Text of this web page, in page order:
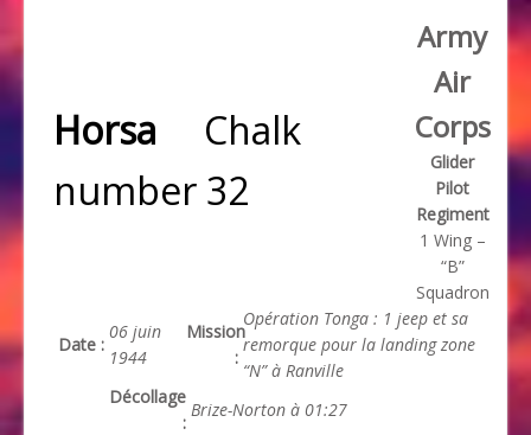
Horsa Chalk
number 32
Army
Air
Corps
Glider
Pilot
Regiment
1 Wing –
“B”
Squadron
Date :
06 juin
1944
Mission
:
Opération Tonga : 1 jeep et sa
remorque pour la landing zone
“N” à Ranville
Décollage
:
Brize-Norton à 01:27